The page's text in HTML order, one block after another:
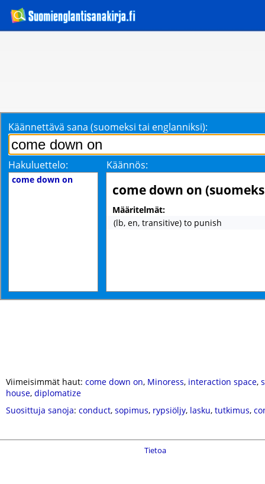
Käännettävä sana (suomeksi tai englanniksi):
Hakuluettelo: Käännös:
come down on
come down on
Määritelmät:
(lb, en, transitive) to punish
Viimeisimmät haut: come down on, Minoress, interaction space,
house, diplomatize
Suosittuja sanoja: conduct, sopimus, rypsiöljy, lasku, tutkimus,
Tietoa